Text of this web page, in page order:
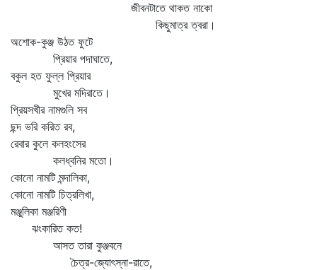
জীবনটাতে থাকত নাকো
কিছুমাত্র ত্বরা।
অশোক-কুঞ্জ উঠত ফুটে
প্রিয়ার পদাঘাতে,
বকুল হত ফুল্ল প্রিয়ার
মুখের মদিরাতে।
প্রিয়সখীর নামগুলি সব
ছন্দ ভরি করিত রব,
রেবার কুলে কলহংসের
কলধ্বনির মতো।
কোনো নামটি মন্দালিকা,
কোনো নামটি চিত্রলিখা,
মঞ্জুলিকা মঞ্জরিণী
ঝংকারিত কত!
আসত তারা কুঞ্জবনে
চৈত্র-জ্যোৎস্না-রাতে,